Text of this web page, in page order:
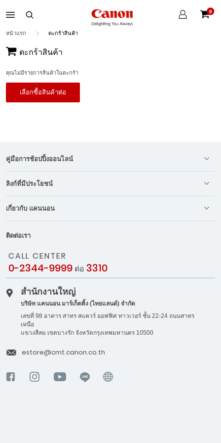
บัญชี
ของ
0
หน้าแรก ตะกร้าสินค้า
ตะกร้าสินค้า
คุณไม่มีรายการสินค้าในตะกร้า
เลือกซื้อสินค้าต่อ
คู่มือการช้อปปิ้งออนไลน์
ลิงก์ที่มีประโยชน์
เกี่ยวกับ แคนนอน
ติดต่อเรา
CALL CENTER
0-2344-9999 ต่อ 3310
สำนักงานใหญ่
บริษัท แคนนอน มาร์เก็ตติ้ง (ไทยแลนด์) จำกัด
เลขที่ 98 อาคาร สาทร สแควร์ ออฟฟิศ ทาวเวอร์ ชั้น 22-24 ถนนสาทร
เหนือ
แขวงสีลม เขตบางรัก จังหวัดกรุงเทพมหานคร 10500
estore@cmt.canon.co.th